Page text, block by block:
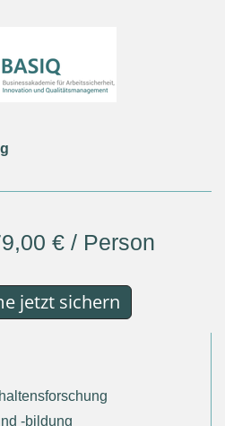
€ / Person
jetzt sichern
-bildung